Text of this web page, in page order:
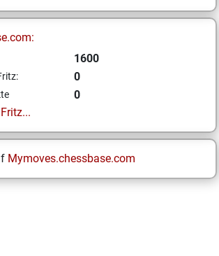
1600
0
0
Mymoves.chessbase.com